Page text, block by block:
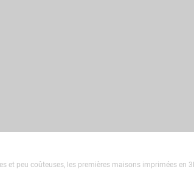
et peu coûteuses, les premières maisons imprimées en